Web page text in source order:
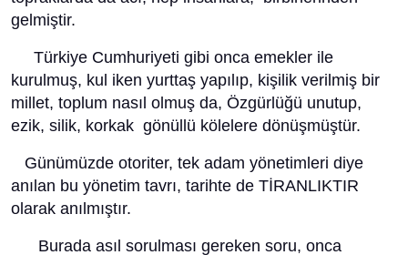
gelmiştir.
Türkiye Cumhuriyeti gibi onca emekler ile
kurulmuş, kul iken yurttaş yapılıp, kişilik verilmiş bir
millet, toplum nasıl olmuş da, Özgürlüğü unutup,
ezik, silik, korkak gönüllü kölelere dönüşmüştür.
Günümüzde otoriter, tek adam yönetimleri diye
anılan bu yönetim tavrı, tarihte de TİRANLIKTIR
olarak anılmıştır.
Burada asıl sorulması gereken soru, onca